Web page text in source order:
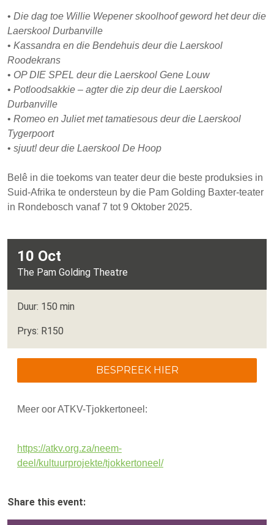
10 Oct
The Pam Golding Theatre
Duur: 150 min
Prys: R150
BESPREEK HIER
Meer oor ATKV-Tjokkertoneel:
https://atkv.org.za/neem-
deel/kultuurprojekte/tjokkertoneel/
• Die dag toe Willie Wepener skoolhoof geword het deur die
Laerskool Durbanville
• Kassandra en die Bendehuis deur die Laerskool
Roodekrans
• OP DIE SPEL deur die Laerskool Gene Louw
• Potloodsakkie – agter die zip deur die Laerskool
Durbanville
• Romeo en Juliet met tamatiesous deur die Laerskool
Tygerpoort
• sjuut! deur die Laerskool De Hoop
Belê in die toekoms van teater deur die beste produksies in
Suid-Afrika te ondersteun by die Pam Golding Baxter-teater
in Rondebosch vanaf 7 tot 9 Oktober 2025.
Share this event: